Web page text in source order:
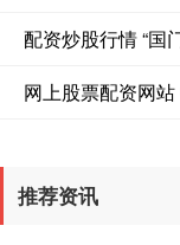
配资炒股行情 “国
网上股票配资网
推荐资讯